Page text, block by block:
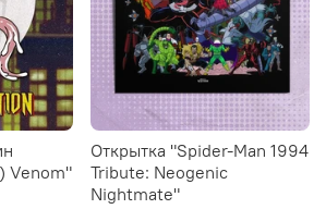
Venom"
Открытка "Spider-Man 1994
Tribute: Neogenic
Nightmate"